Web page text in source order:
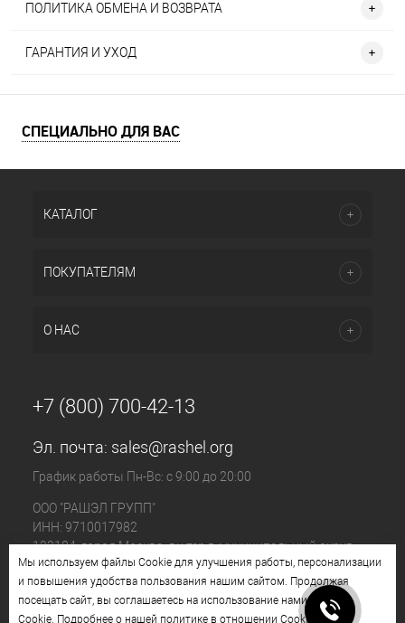
ПОЛИТИКА ОБМЕНА И ВОЗВРАТА
ГАРАНТИЯ И УХОД
СПЕЦИАЛЬНО ДЛЯ ВАС
КАТАЛОГ
ПОКУПАТЕЛЯМ
О НАС
+7 (800) 700-42-13
Эл. почта: sales@rashel.org
График работы Пн-Вс: с 9:00 до 20:00
ООО "РАШЭЛ ГРУПП"
ИНН: 9710017982
123104, город Москва, вн.тер.г. муниципальный округ
Пресненский, ул. Большая Бронная, д. 23 стр. 1, этаж 4
помещ. I, ком. №11
Мы используем файлы Cookie для улучшения работы, персонализации
и повышения удобства пользования нашим сайтом. Продолжая
посещать сайт, вы соглашаетесь на использование нами файлов
Cookie. Подробнее о нашей политике в отношении Cookie